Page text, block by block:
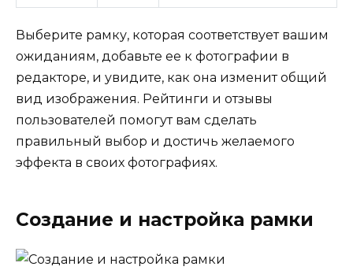
Выберите рамку, которая соответствует вашим
ожиданиям, добавьте ее к фотографии в
редакторе, и увидите, как она изменит общий
вид изображения. Рейтинги и отзывы
пользователей помогут вам сделать
правильный выбор и достичь желаемого
эффекта в своих фотографиях.
Создание и настройка рамки